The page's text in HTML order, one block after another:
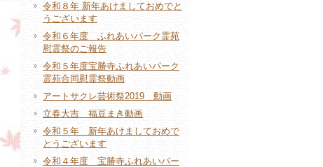
令和８年 新年あけましておめでと
うございます
令和６年度 ふれあいパーク霊苑
慰霊祭のご報告
令和５年度宝勝寺ふれあいパーク
霊苑合同慰霊祭動画
アートサクレ芸術祭2019 動画
立春大吉 福豆まき動画
令和５年 新年あけましておめで
とうございます
令和４年度 宝勝寺ふれあいパー